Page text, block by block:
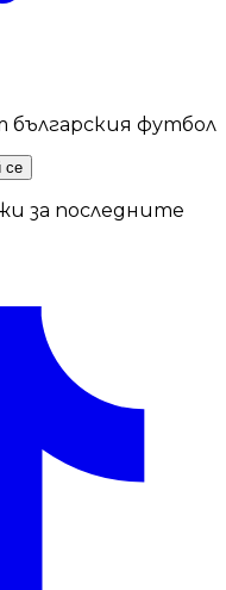
българския футбол
се
за последните